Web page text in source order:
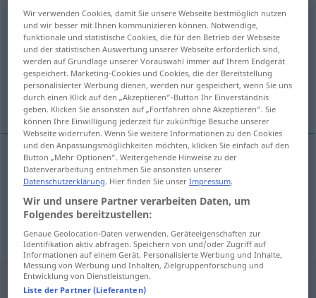
fnurra [˅fnɵra]s <-n; -or>
Übersicht aller Übersetzungen
(Für mehr Details die Übersetzung anklicken/antippen)
sie haben sich gekabbelt/gestritten
Beispiele
det är en fnurra på trådenmellan dem
siehabensich gekabbelt/gestritten
Wir verwenden Cookies, damit Sie unsere Webseite bestmöglich nutzen
und wir besser mit Ihnen kommunizieren können. Notwendige,
funktionale und statistische Cookies, die für den Betrieb der Webseite
und der statistischen Auswertung unserer Webseite erforderlich sind,
werden auf Grundlage unserer Vorauswahl immer auf Ihrem Endgerät
gespeichert. Marketing-Cookies und Cookies, die der Bereitstellung
personalisierter Werbung dienen, werden nur gespeichert, wenn Sie uns
durch einen Klick auf den „Akzeptieren“-Button Ihr Einverständnis
geben. Klicken Sie ansonsten auf „Fortfahren ohne Akzeptieren“. Sie
können Ihre Einwilligung jederzeit für zukünftige Besuche unserer
Webseite widerrufen. Wenn Sie weitere Informationen zu den Cookies
und den Anpassungsmöglichkeiten möchten, klicken Sie einfach auf den
Button „Mehr Optionen“. Weitergehende Hinweise zu der
Datenverarbeitung entnehmen Sie ansonsten unserer
Datenschutzerklärung. Hier finden Sie unserImpressum.
Wir und unsere Partner verarbeiten Daten, um
Folgendes bereitzustellen:
Genaue Geolocation-Daten verwenden. Geräteeigenschaften zur
Identifikation aktiv abfragen. Speichern von und/oder Zugriff auf
Informationen auf einem Gerät. Personalisierte Werbung und Inhalte,
Messung von Werbung und Inhalten, Zielgruppenforschung und
Entwicklung von Dienstleistungen.
Liste der Partner (Lieferanten)